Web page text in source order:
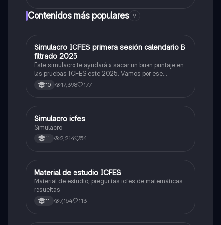
Contenidos más populares 9
ICFES: Matemáticas
Simulacro ICFES primera sesión calendario B
filtrado 2025
Este simulacro te ayudará a sacar un buen puntaje en
las pruebas ICFES este 2025. Vamos por ese
500/500. Y poder ser admitido en la universidad que
quieras, estudiar la carrera que quieres y no la que te
10 17,398 177
ICFES: Lectura Crítica
Simulacro icfes
Simulacro
11 2,214 54
ICFES: Matemáticas
Material de estudio ICFES
Material de estudio, preguntas icfes de matemáticas
resueltas
11 7,154 113